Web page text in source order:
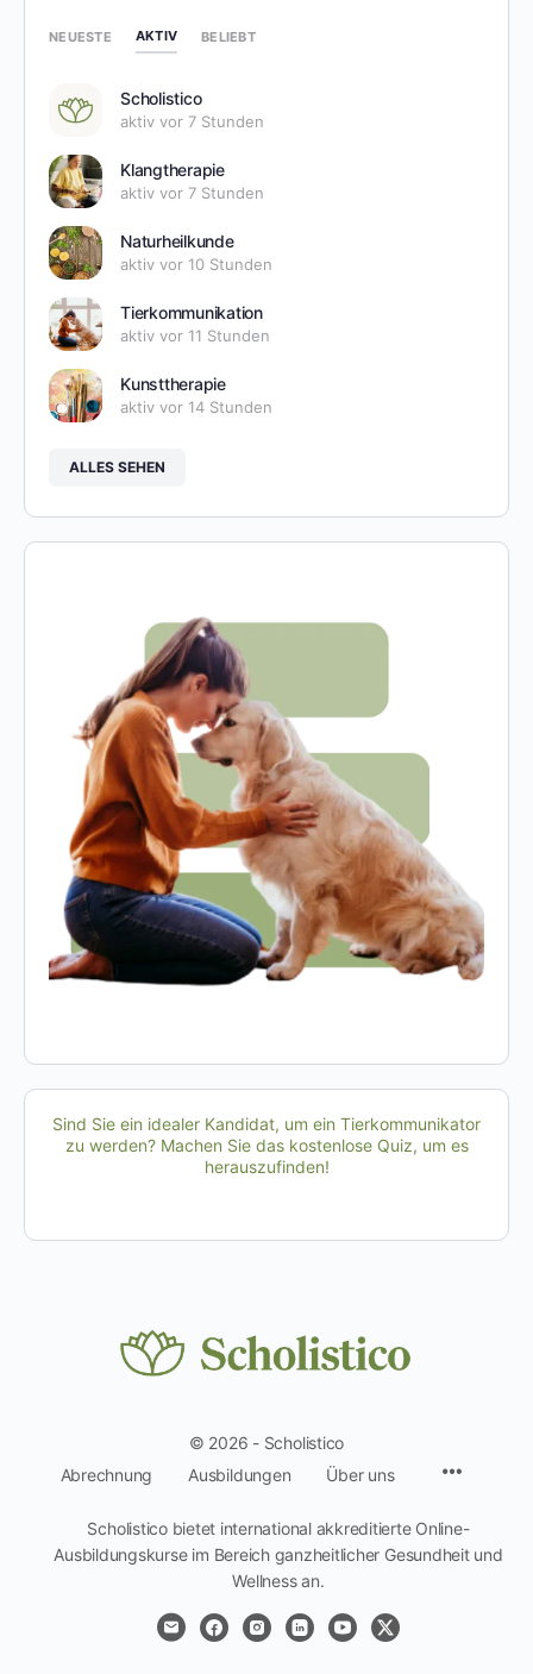
NEUESTE AKTIV BELIEBT
Scholistico
aktiv vor 7 Stunden
Klangtherapie
aktiv vor 7 Stunden
Naturheilkunde
aktiv vor 10 Stunden
Tierkommunikation
aktiv vor 11 Stunden
Kunsttherapie
aktiv vor 14 Stunden
ALLES SEHEN
Sind Sie ein idealer Kandidat, um ein Tierkommunikator
zu werden? Machen Sie das kostenlose Quiz, um es
herauszufinden!
© 2026 - Scholistico
Abrechnung
Ausbildungen Über uns
Scholistico bietet international akkreditierte Online-
Ausbildungskurse im Bereich ganzheitlicher Gesundheit und
Wellness an.